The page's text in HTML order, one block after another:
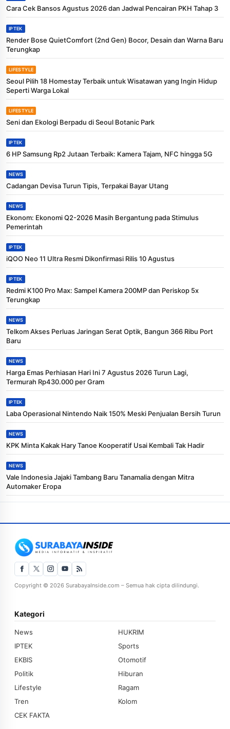
Cara Cek Bansos Agustus 2026 dan Jadwal Pencairan PKH Tahap 3
IPTEK
Render Bose QuietComfort (2nd Gen) Bocor, Desain dan Warna Baru
Terungkap
LIFESTYLE
Seoul Pilih 18 Homestay Terbaik untuk Wisatawan yang Ingin Hidup
Seperti Warga Lokal
LIFESTYLE
Seni dan Ekologi Berpadu di Seoul Botanic Park
IPTEK
6 HP Samsung Rp2 Jutaan Terbaik: Kamera Tajam, NFC hingga 5G
NEWS
Cadangan Devisa Turun Tipis, Terpakai Bayar Utang
NEWS
Ekonom: Ekonomi Q2-2026 Masih Bergantung pada Stimulus
Pemerintah
IPTEK
iQOO Neo 11 Ultra Resmi Dikonfirmasi Rilis 10 Agustus
IPTEK
Redmi K100 Pro Max: Sampel Kamera 200MP dan Periskop 5x
Terungkap
NEWS
Telkom Akses Perluas Jaringan Serat Optik, Bangun 366 Ribu Port
Baru
NEWS
Harga Emas Perhiasan Hari Ini 7 Agustus 2026 Turun Lagi,
Termurah Rp430.000 per Gram
IPTEK
Laba Operasional Nintendo Naik 150% Meski Penjualan Bersih Turun
NEWS
KPK Minta Kakak Hary Tanoe Kooperatif Usai Kembali Tak Hadir
NEWS
Vale Indonesia Jajaki Tambang Baru Tanamalia dengan Mitra
Automaker Eropa
Copyright © 2026 SurabayaInside.com – Semua hak cipta dilindungi.
Kategori
News
HUKRIM
IPTEK
Sports
EKBIS
Otomotif
Politik
Hiburan
Lifestyle
Ragam
Tren
Kolom
CEK FAKTA